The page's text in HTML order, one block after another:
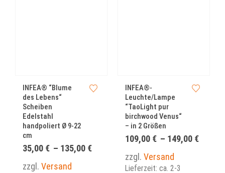
INFEA® “Blume
des Lebens“
Scheiben
Edelstahl
handpoliert Ø 9-22
cm
35,00 € – 135,00 €
zzgl. Versand
INFEA®-
Leuchte/Lampe
“TaoLight pur
birchwood Venus“
– in 2 Größen
109,00 € – 149,00 €
zzgl. Versand
Lieferzeit: ca. 2-3